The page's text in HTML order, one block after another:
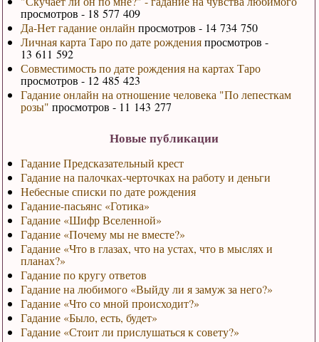
просмотров - 18 577 409
Да-Нет гадание онлайн просмотров - 14 734 750
Личная карта Таро по дате рожденияпросмотров -
13 611 592
Совместимость по дате рождения на картах Таро
просмотров - 12 485 423
Гадание онлайн на отношение человека "По лепесткам
розы" просмотров - 11 143 277
Новые публикации
Гадание Предсказательный крест
Гадание на палочках-черточках на работу и деньги
Небесные списки по дате рождения
Гадание-пасьянс «Готика»
Гадание «Шифр Вселенной»
Гадание «Почему мы не вместе?»
Гадание «Что в глазах, что на устах, что в мыслях и
планах?»
Гадание по кругу ответов
Гадание на любимого «Выйду ли я замуж за него?»
Гадание «Что со мной происходит?»
Гадание «Было, есть, будет»
Гадание «Стоит ли прислушаться к совету?»